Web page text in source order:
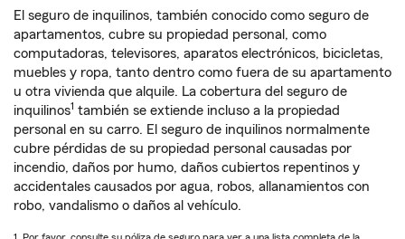
El seguro de inquilinos, también conocido como seguro de
apartamentos, cubre su propiedad personal, como
computadoras, televisores, aparatos electrónicos, bicicletas,
muebles y ropa, tanto dentro como fuera de su apartamento
u otra vivienda que alquile. La cobertura del seguro de
inquilinos1 también se extiende incluso a la propiedad
personal en su carro. El seguro de inquilinos normalmente
cubre pérdidas de su propiedad personal causadas por
incendio, daños por humo, daños cubiertos repentinos y
accidentales causados por agua, robos, allanamientos con
robo, vandalismo o daños al vehículo.